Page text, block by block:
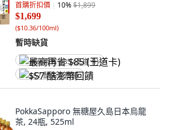
首購折扣價 10%$1,899
$1,699
($10.36/100ml)
暫時缺貨
最高再省 $85 (王道卡)
$57 酷澎幣回饋
PokkaSapporo 無糖屋久島日本烏龍
茶, 24瓶, 525ml